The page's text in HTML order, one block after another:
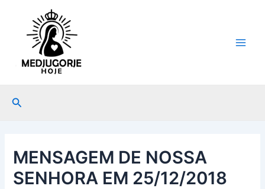
conteúdo
Pesquisar
MENSAGEM DE NOSSA
SENHORA EM 25/12/2018
navigation